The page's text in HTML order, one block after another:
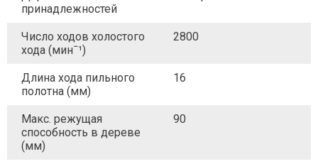
принадлежностей
Число ходов холостого
хода (минˉ¹)
2800
Длина хода пильного
полотна (мм)
16
Макс. режущая
способность в дереве
(мм)
90